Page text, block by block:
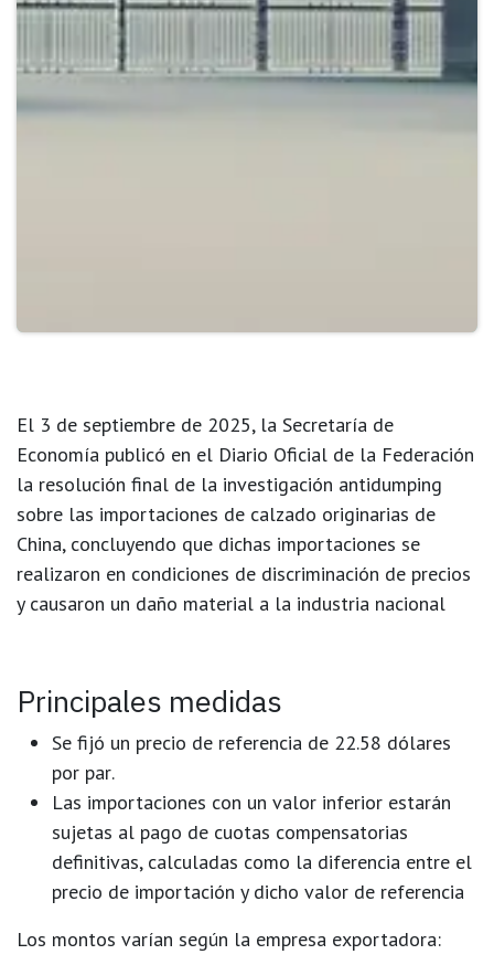
El 3 de septiembre de 2025, la Secretaría de
Economía publicó en el Diario Oficial de la Federación
la resolución final de la investigación antidumping
sobre las importaciones de calzado originarias de
China, concluyendo que dichas importaciones se
realizaron en condiciones de discriminación de precios
y causaron un daño material a la industria nacional
Principales medidas
Se fijó un precio de referencia de 22.58 dólares
por par.
Las importaciones con un valor inferior estarán
sujetas al pago de cuotas compensatorias
definitivas, calculadas como la diferencia entre el
precio de importación y dicho valor de referencia
Los montos varían según la empresa exportadora: